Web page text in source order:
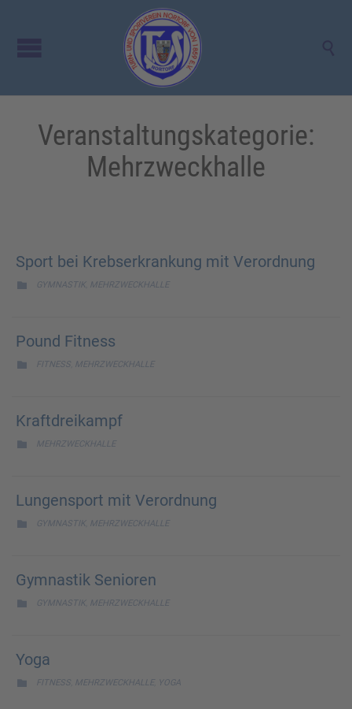
Veranstaltungskategorie:
Mehrzweckhalle
Sport bei Krebserkrankung mit Verordnung
 CATEGORY
GYMNASTIK MEHRZWECKHALLE
Pound Fitness
 CATEGORY
FITNESS MEHRZWECKHALLE
Kraftdreikampf
 CATEGORY
MEHRZWECKHALLE
Lungensport mit Verordnung
 CATEGORY
GYMNASTIK MEHRZWECKHALLE
Gymnastik Senioren
 CATEGORY
GYMNASTIK MEHRZWECKHALLE
Yoga
 CATEGORY
FITNESS MEHRZWECKHALLE, YOGA